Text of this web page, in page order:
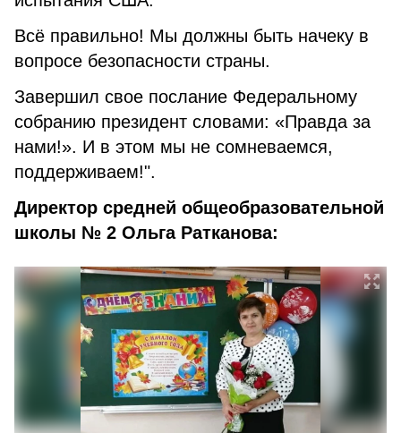
Всё правильно! Мы должны быть начеку в
вопросе безопасности страны.
Завершил свое послание Федеральному
собранию президент словами: «Правда за
нами!». И в этом мы не сомневаемся,
поддерживаем!".
Директор средней общеобразовательной
школы № 2 Ольга Ратканова: